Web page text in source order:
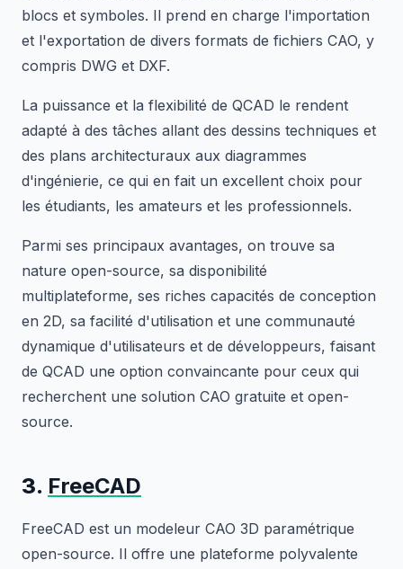
blocs et symboles. Il prend en charge l'importation
et l'exportation de divers formats de fichiers CAO, y
compris DWG et DXF.
La puissance et la flexibilité de QCAD le rendent
adapté à des tâches allant des dessins techniques et
des plans architecturaux aux diagrammes
d'ingénierie, ce qui en fait un excellent choix pour
les étudiants, les amateurs et les professionnels.
Parmi ses principaux avantages, on trouve sa
nature open-source, sa disponibilité
multiplateforme, ses riches capacités de conception
en 2D, sa facilité d'utilisation et une communauté
dynamique d'utilisateurs et de développeurs, faisant
de QCAD une option convaincante pour ceux qui
recherchent une solution CAO gratuite et open-
source.
3. FreeCAD
FreeCAD est un modeleur CAO 3D paramétrique
open-source. Il offre une plateforme polyvalente